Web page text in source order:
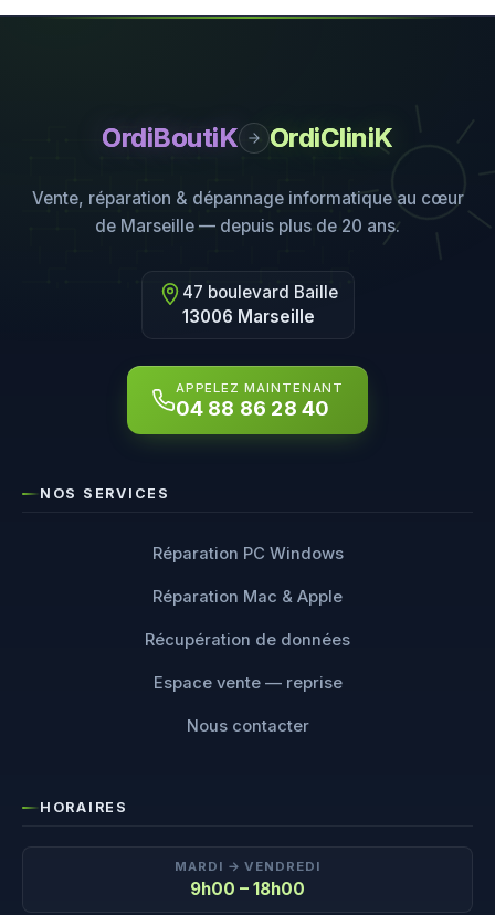
OrdiBoutiK OrdiCliniK
Vente, réparation & dépannage informatique au cœur
de Marseille — depuis plus de 20 ans.
47 boulevard Baille
13006 Marseille
APPELEZ MAINTENANT
04 88 86 28 40
NOS SERVICES
Réparation PC Windows
Réparation Mac & Apple
Récupération de données
Espace vente — reprise
Nous contacter
HORAIRES
MARDI → VENDREDI
9h00 – 18h00